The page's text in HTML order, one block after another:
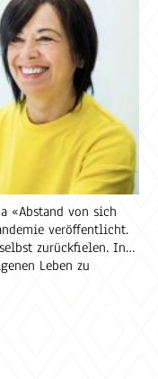
«Abstand von sich
veröffentlicht.
zurückfielen. In
Leben zu